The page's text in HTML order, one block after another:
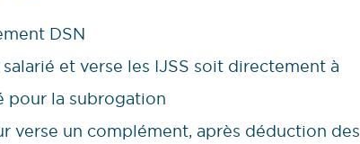
DSN
et verse les IJSS soit directement à
pour la subrogation
verse un complément, après déduction des